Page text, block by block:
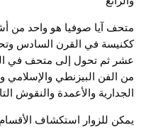
متحف آيا صوفيا هو واحد من
ككنيسة في القرن السادس
عشر ثم تحول إلى متحف في
من الفن البيزنطي
الجدارية والأعمدة والنقوش
يمكن للزوار استكشاف